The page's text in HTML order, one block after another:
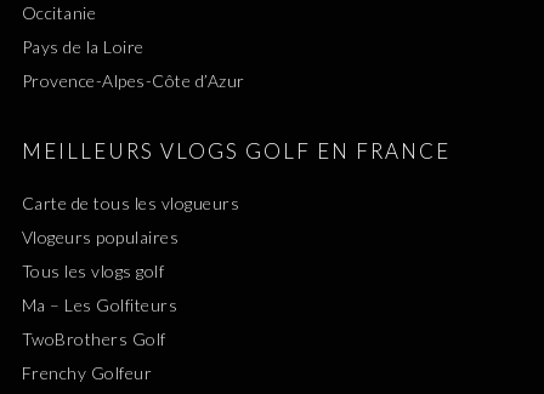
Occitanie
Pays de la Loire
Provence-Alpes-Côte d’Azur
MEILLEURS VLOGS GOLF EN FRANCE
Carte de tous les vlogueurs
Vlogeurs populaires
Tous les vlogs golf
Ma – Les Golfiteurs
TwoBrothers Golf
Frenchy Golfeur